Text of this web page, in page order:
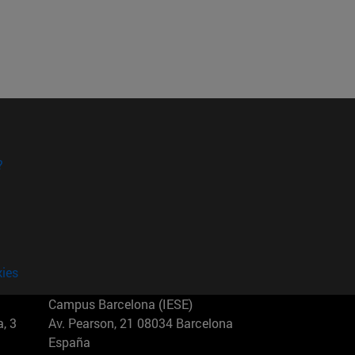
3
Campus Barcelona (IESE)
Av. Pearson, 21 08034 Barcelona
España